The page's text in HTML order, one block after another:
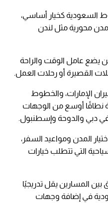
السعودية كخيار أساسي،
محورية مثل لندن
يضع عامل الوقت والراحة
القصيرة أو رحلات العمل.
الإمارات، والخطوط
نطاقًا أوسع من الوجهات
في دبي والدوحة وإسطنبول.
المدن ومواعيد السفر،
التي تتطلب خيارات
بين المسارين يقل تدريجيًا
في إضافة وجهات